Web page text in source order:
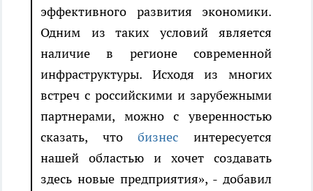
эффективного развития экономики.
Одним из таких условий является
наличие в регионе современной
инфраструктуры. Исходя из многих
встреч с российскими и зарубежными
партнерами, можно с уверенностью
сказать, чтобизнес интересуется
нашей областью и хочет создавать
здесь новые предприятия», - добавил